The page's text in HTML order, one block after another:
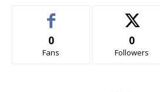
0
Fans
0
Followers